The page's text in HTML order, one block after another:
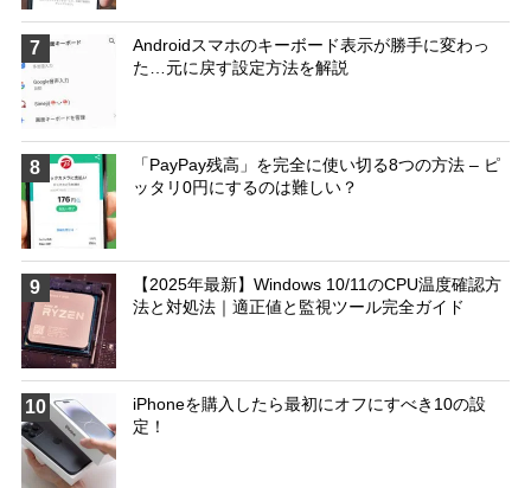
7
Androidスマホのキーボード表示が勝手に変わっ
た…元に戻す設定方法を解説
8
「PayPay残高」を完全に使い切る8つの方法 – ピ
ッタリ0円にするのは難しい？
9
【2025年最新】Windows 10/11のCPU温度確認方
法と対処法｜適正値と監視ツール完全ガイド
10
iPhoneを購入したら最初にオフにすべき10の設
定！